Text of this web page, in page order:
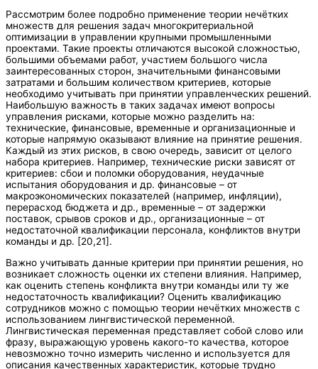
Рассмотрим более подробно применение теории нечётких
множеств для решения задач многокритериальной
оптимизации в управлении крупными промышленными
проектами. Такие проекты отличаются высокой сложностью,
большими объемами работ, участием большого числа
заинтересованных сторон, значительными финансовыми
затратами и большим количеством критериев, которые
необходимо учитывать при принятии управленческих решений.
Наибольшую важность в таких задачах имеют вопросы
управления рисками, которые можно разделить на:
технические, финансовые, временные и организационные и
которые напрямую оказывают влияние на принятие решения.
Каждый из этих рисков, в свою очередь, зависит от целого
набора критериев. Например, технические риски зависят от
критериев: сбои и поломки оборудования, неудачные
испытания оборудования и др. финансовые – от
макроэкономических показателей (например, инфляции),
перерасход бюджета и др., временные – от задержки
поставок, срывов сроков и др., организационные – от
недостаточной квалификации персонала, конфликтов внутри
команды и др. [20,21].
Важно учитывать данные критерии при принятии решения, но
возникает сложность оценки их степени влияния. Например,
как оценить степень конфликта внутри команды или ту же
недостаточность квалификации? Оценить квалификацию
сотрудников можно с помощью теории нечётких множеств с
использованием лингвистической переменной.
Лингвистическая переменная представляет собой слово или
фразу, выражающую уровень какого-то качества, которое
невозможно точно измерить численно и используется для
описания качественных характеристик, которые трудно